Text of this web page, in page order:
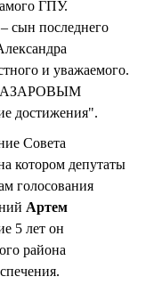
ГПУ.
сын последнего
и уважаемого.
НАЗАРОВЫМ
достижения".
Совета
котором депутаты
голосования
Артем
5 лет он
района